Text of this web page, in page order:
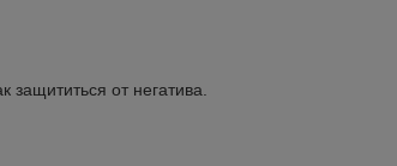
от негатива.